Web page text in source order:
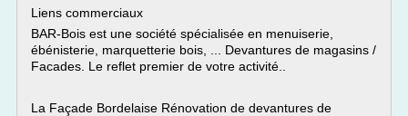
Liens commerciaux
BAR-Bois est une société spécialisée en menuiserie,
ébénisterie, marquetterie bois, ... Devantures de magasins /
Facades. Le reflet premier de votre activité..
La Façade Bordelaise Rénovation de devantures de